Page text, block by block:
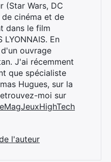
(Star Wars, DC
cinéma et de
dans le film
En
ouvrage
J'ai récemment
que spécialiste
Hugues, sur la
moi sur
l'auteur